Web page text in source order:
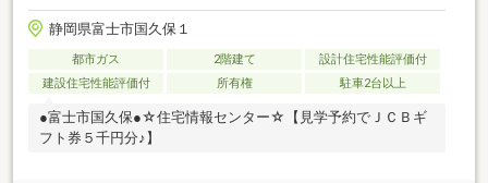
静岡県富士市国久保１
都市ガス 2階建て
設計住宅性能評価付
建設住宅性能評価付
所有権 駐車2台以上
●富士市国久保●☆住宅情報センター☆【見学予約でＪＣＢギ
フト券５千円分♪】